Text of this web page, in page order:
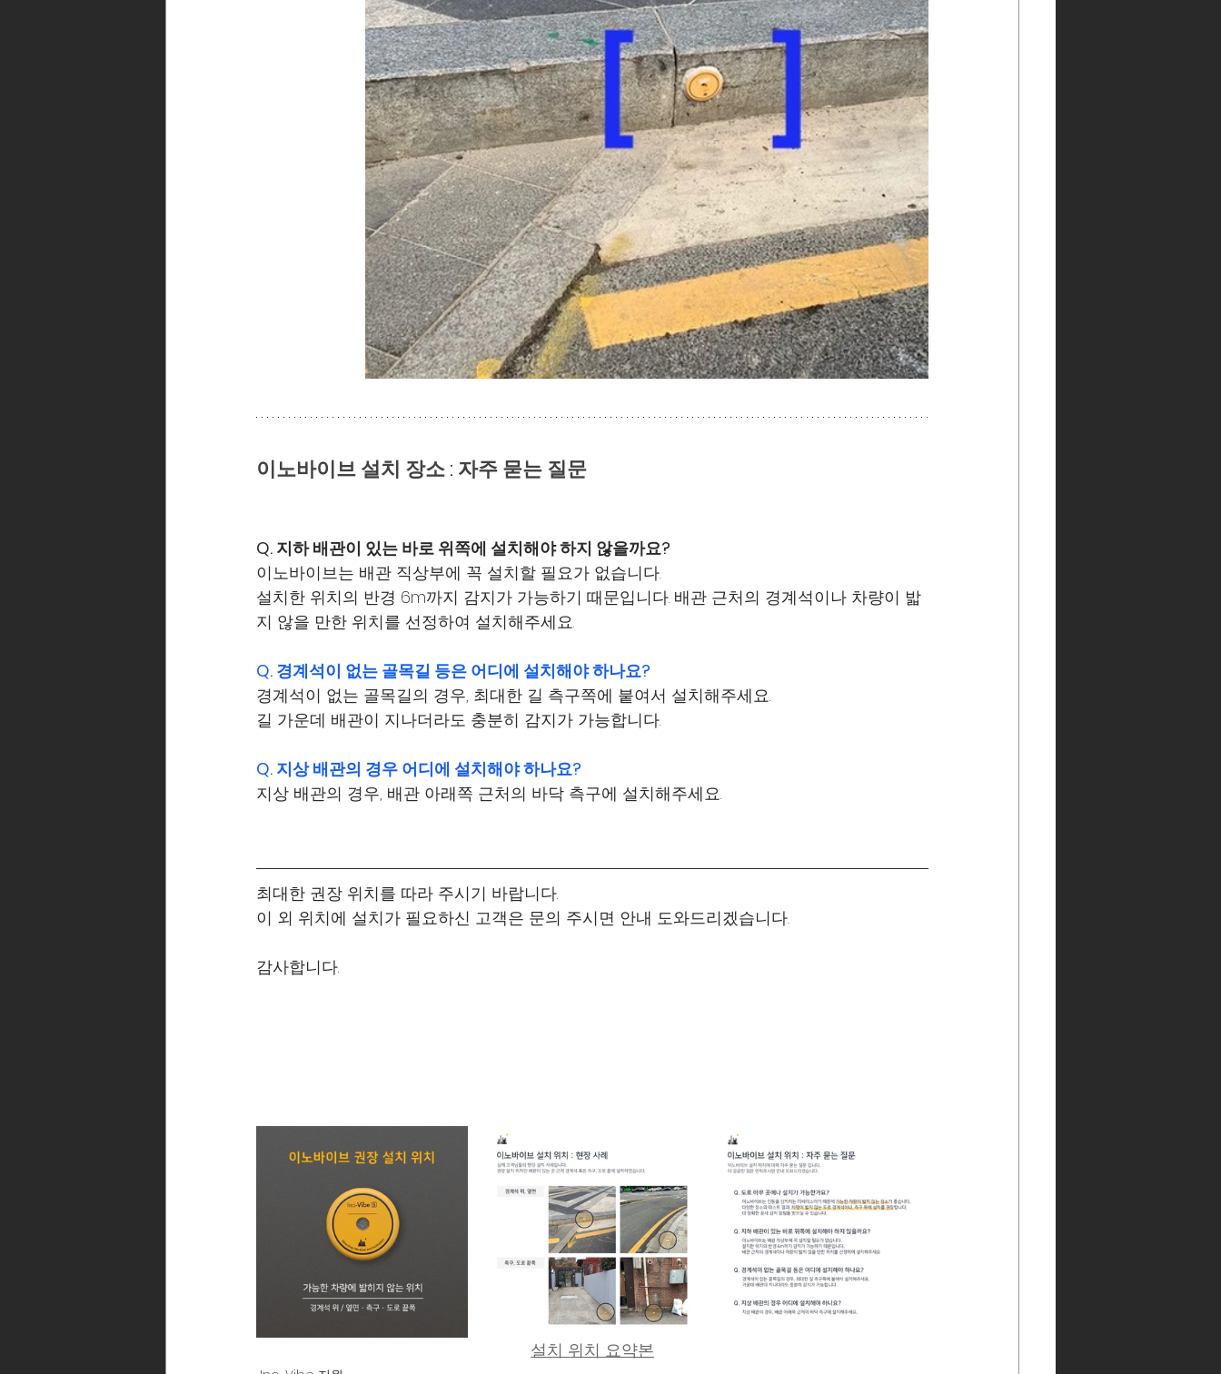
이노바이브 설치 장소 : 자주 묻는 질문
Q. 지하 배관이 있는 바로 위쪽에 설치해야 하지 않을까요?
이노바이브는 배관 직상부에 꼭 설치할 필요가 없습니다.
설치한 위치의 반경 6m까지 감지가 가능하기 때문입니다. 배관 근처의 경계석이나 차량이 밟
지 않을 만한 위치를 선정하여 설치해주세요.
Q. 경계석이 없는 골목길 등은 어디에 설치해야 하나요?
경계석이 없는 골목길의 경우, 최대한 길 측구쪽에 붙여서 설치해주세요.
길 가운데 배관이 지나더라도 충분히 감지가 가능합니다.
Q. 지상 배관의 경우 어디에 설치해야 하나요?
지상 배관의 경우, 배관 아래쪽 근처의 바닥 측구에 설치해주세요.
최대한 권장 위치를 따라 주시기 바랍니다.
이 외 위치에 설치가 필요하신 고객은 문의 주시면 안내 도와드리겠습니다.
감사합니다.
설치 위치 요약본